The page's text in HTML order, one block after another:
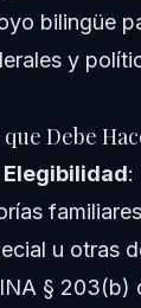
bilingüe
y
que Debe
:
u otras
§ 203(b)